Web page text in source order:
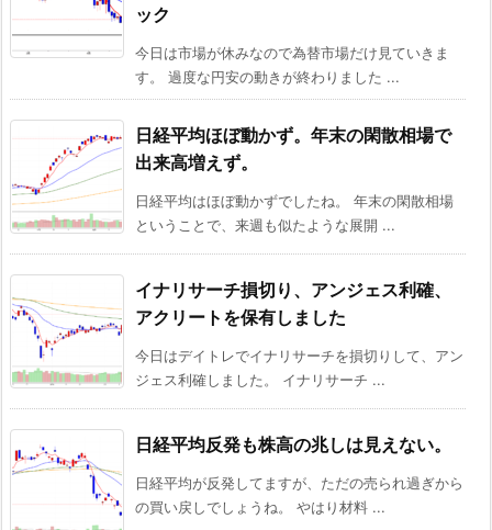
ック
今日は市場が休みなので為替市場だけ見ていきま
す。 過度な円安の動きが終わりました ...
日経平均ほぼ動かず。年末の閑散相場で
出来高増えず。
日経平均はほぼ動かずでしたね。 年末の閑散相場
ということで、来週も似たような展開 ...
イナリサーチ損切り、アンジェス利確、
アクリートを保有しました
今日はデイトレでイナリサーチを損切りして、アン
ジェス利確しました。 イナリサーチ ...
日経平均反発も株高の兆しは見えない。
日経平均が反発してますが、ただの売られ過ぎから
の買い戻しでしょうね。 やはり材料 ...